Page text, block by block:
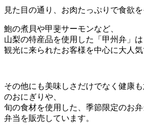
見た目の通り、お肉たっぷりで食欲を
鮑の煮貝や甲斐サーモンなど、
山梨の特産品を使用した「甲州弁」は
観光に来られたお客様を中心に大人気
その他にも美味しさだけでなく健康
のおにぎりや、
旬の食材を使用した、季節限定のお
弁当を販売しています。